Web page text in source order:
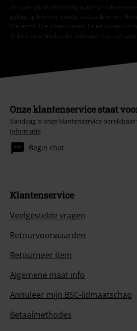
de code wordt de korting automatisch
geldig op boeken, media, cadeaubonnen,
Die Ärzte, Die Toten Hosen, Feine Sahne
Onkelz en artikelen die bijdragen aan een
Onze klantenservice staat
Vandaag is onze klantenservice bereikbaar
informatie
Begin chat
Klantenservice
Veelgestelde vragen
Retourvoorwaarden
Retourneer item
Algemene maat info
Annuleer mijn BSC-lidmaatschap
Betaalmethodes